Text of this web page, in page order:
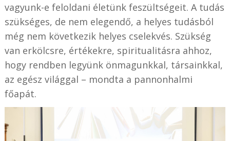
vagyunk-e feloldani életünk feszültségeit. A tudás
szükséges, de nem elegendő, a helyes tudásból
még nem következik helyes cselekvés. Szükség
van erkölcsre, értékekre, spiritualitásra ahhoz,
hogy rendben legyünk önmagunkkal, társainkkal,
az egész világgal – mondta a pannonhalmi
főapát.